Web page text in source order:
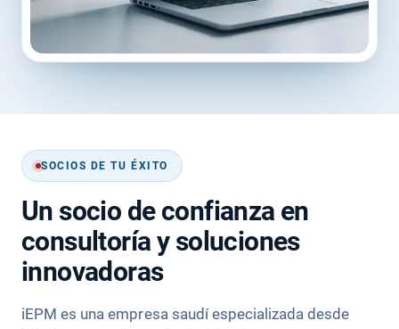
SOCIOS DE TU ÉXITO
Un socio de confianza en
consultoría y soluciones
innovadoras
iEPM es una empresa saudí especializada desde